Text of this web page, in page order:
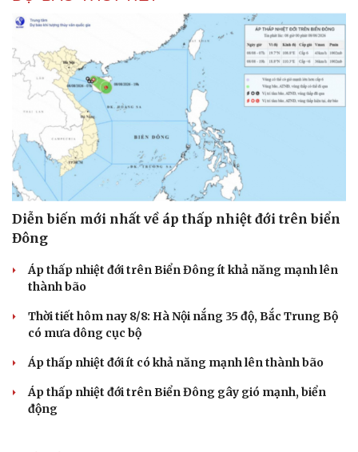
Diễn biến mới nhất về áp thấp nhiệt đới trên biển
Đông
Áp thấp nhiệt đới trên Biển Đông ít khả năng mạnh lên
thành bão
Thời tiết hôm nay 8/8: Hà Nội nắng 35 độ, Bắc Trung Bộ
có mưa dông cục bộ
Áp thấp nhiệt đới ít có khả năng mạnh lên thành bão
Áp thấp nhiệt đới trên Biển Đông gây gió mạnh, biển
động